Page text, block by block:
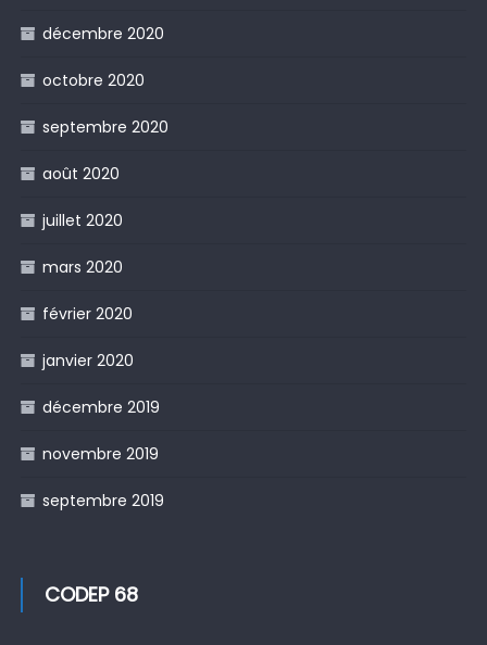
décembre 2020
octobre 2020
septembre 2020
août 2020
juillet 2020
mars 2020
février 2020
janvier 2020
décembre 2019
novembre 2019
septembre 2019
CODEP 68